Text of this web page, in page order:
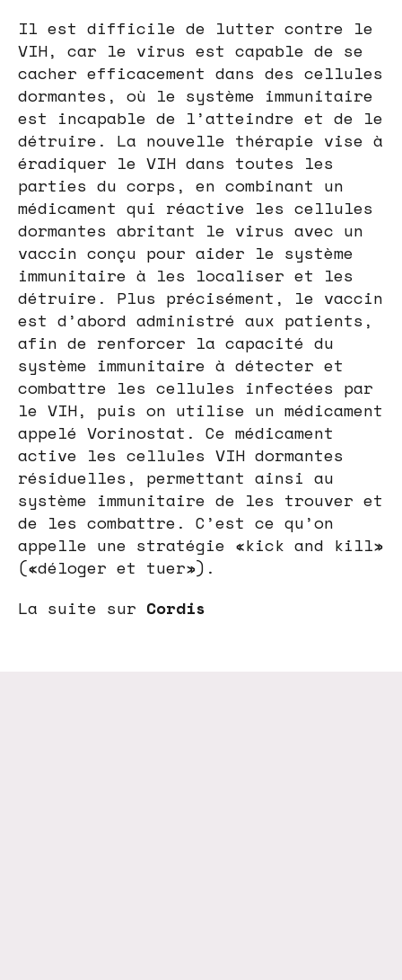
Il est difficile de lutter contre le
VIH, car le virus est capable de se
cacher efficacement dans des cellules
dormantes, où le système immunitaire
est incapable de l’atteindre et de le
détruire. La nouvelle thérapie vise à
éradiquer le VIH dans toutes les
parties du corps, en combinant un
médicament qui réactive les cellules
dormantes abritant le virus avec un
vaccin conçu pour aider le système
immunitaire à les localiser et les
détruire. Plus précisément, le vaccin
est d’abord administré aux patients,
afin de renforcer la capacité du
système immunitaire à détecter et
combattre les cellules infectées par
le VIH, puis on utilise un médicament
appelé Vorinostat. Ce médicament
active les cellules VIH dormantes
résiduelles, permettant ainsi au
système immunitaire de les trouver et
de les combattre. C’est ce qu’on
appelle une stratégie «kick and kill»
(«déloger et tuer»).
La suite sur Cordis